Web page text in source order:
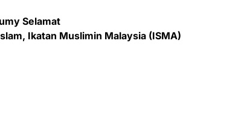
Selamat
Ikatan Muslimin Malaysia (ISMA)